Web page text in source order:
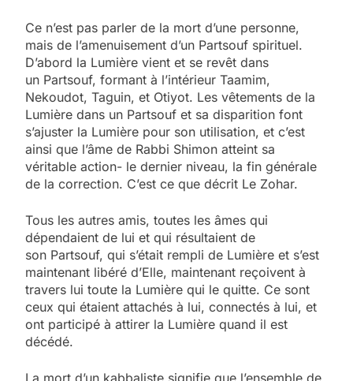
Ce n’est pas parler de la mort d’une personne,
mais de l’amenuisement d’un Partsouf spirituel.
D’abord la Lumière vient et se revêt dans
un Partsouf, formant à l’intérieur Taamim,
Nekoudot, Taguin, et Otiyot. Les vêtements de la
Lumière dans un Partsouf et sa disparition font
s’ajuster la Lumière pour son utilisation, et c’est
ainsi que l’âme de Rabbi Shimon atteint sa
véritable action- le dernier niveau, la fin générale
de la correction. C’est ce que décrit Le Zohar.
Tous les autres amis, toutes les âmes qui
dépendaient de lui et qui résultaient de
son Partsouf, qui s’était rempli de Lumière et s’est
maintenant libéré d’Elle, maintenant reçoivent à
travers lui toute la Lumière qui le quitte. Ce sont
ceux qui étaient attachés à lui, connectés à lui, et
ont participé à attirer la Lumière quand il est
décédé.
La mort d’un kabbaliste signifie que l’ensemble de